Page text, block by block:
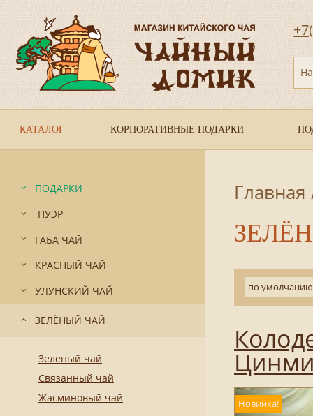
КАТАЛОГ КОРПОРАТИВНЫЕ ПОДАРКИ
ПОДАРКИ
ПУЭР
ГАБА ЧАЙ
КРАСНЫЙ ЧАЙ
УЛУНСКИЙ ЧАЙ
ЗЕЛЁНЫЙ ЧАЙ
Зеленый чай
Связанный чай
Жасминовый чай
Главная
по умолчанию
Новинка!